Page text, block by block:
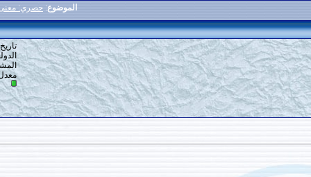
حصري: معنى التأمين وتحصين الدعاء
#
25
تاريخ التسجيل: 08-05-2016
الدولة: ارض الله
المشاركات: 142
معدل تقييم المستوى: 11